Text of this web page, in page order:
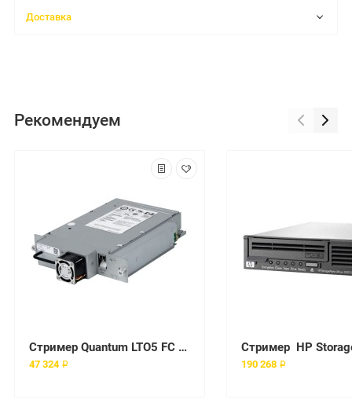
Доставка
Рекомендуем
Стример Quantum LTO5 FC Tape Drive for i40 i80 Library [3-05436-01]
47 324 ₽ 190 268 ₽